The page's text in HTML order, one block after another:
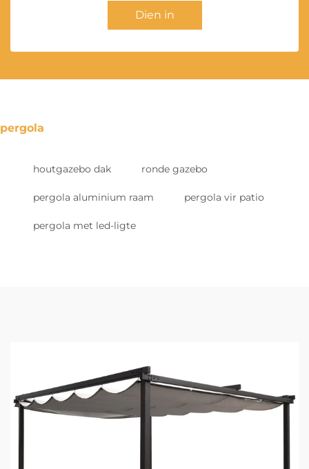
Dien in
pergola
houtgazebo dak ronde gazebo
pergola aluminium raam pergola vir patio
pergola met led-ligte